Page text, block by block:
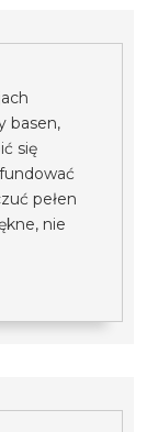
basen,
się
pełen
nie